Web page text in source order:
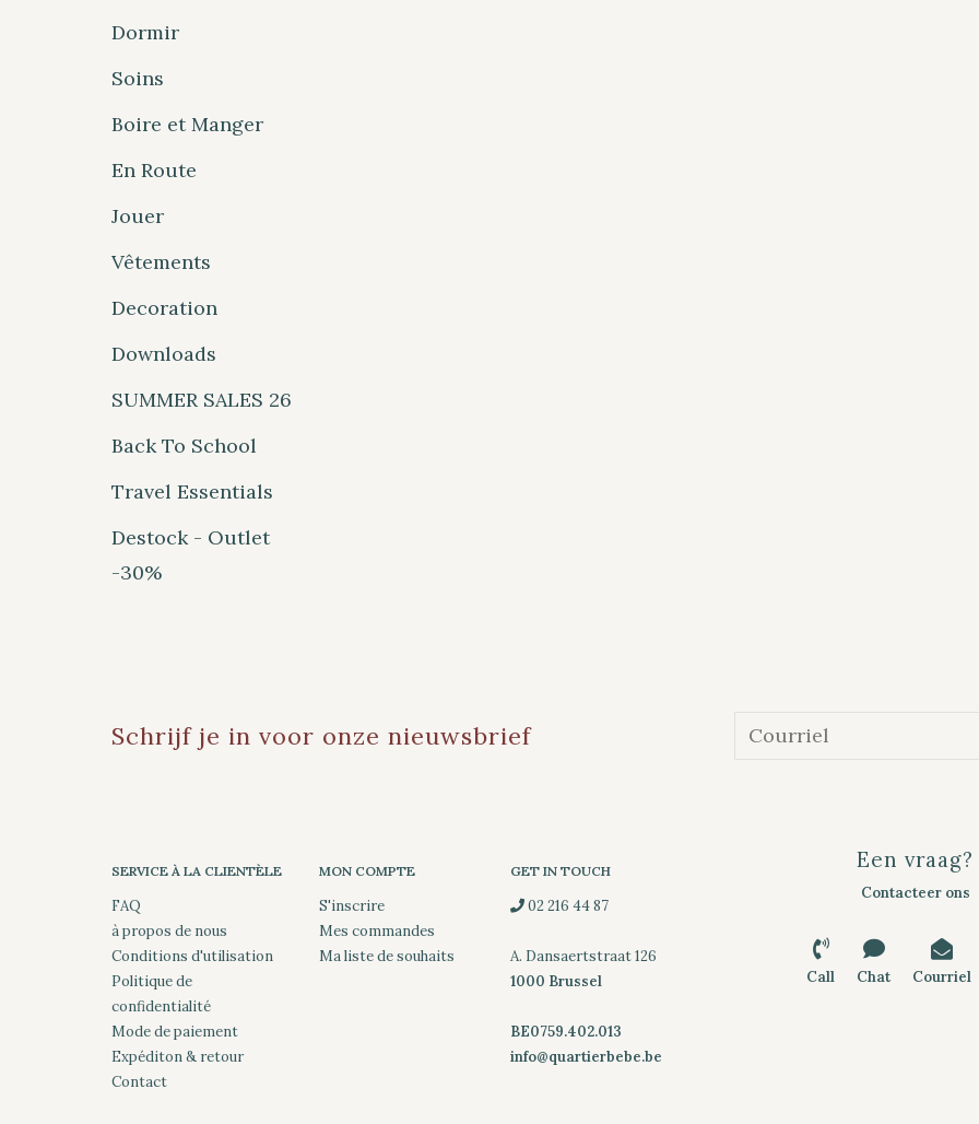
Dormir
Soins
Boire et Manger
En Route
Jouer
Vêtements
Decoration
Downloads
SUMMER SALES 26
Back To School
Travel Essentials
Destock - Outlet
-30%
Schrijf je in voor onze nieuwsbrief
SERVICE À LA CLIENTÈLE
FAQ
à propos de nous
Conditions d'utilisation
Politique de
confidentialité
Mode de paiement
Expéditon & retour
Contact
MON COMPTE
S'inscrire
Mes commandes
Ma liste de souhaits
GET IN TOUCH
02 216 44 87
A. Dansaertstraat 126
1000 Brussel
BE0759.402.013
info@quartierbebe.be
Een vraag?
Contacteer ons
Call Chat Courriel